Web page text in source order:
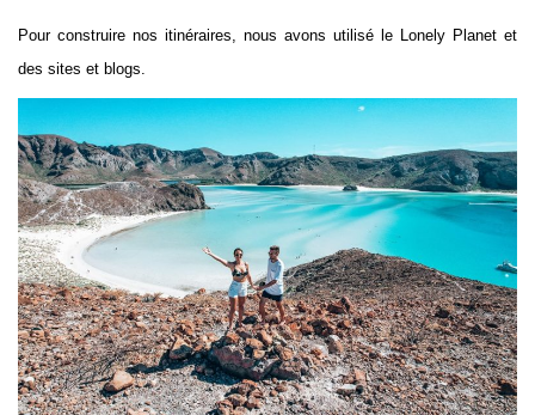
Pour construire nos itinéraires, nous avons utilisé le Lonely Planet et
des sites et blogs.